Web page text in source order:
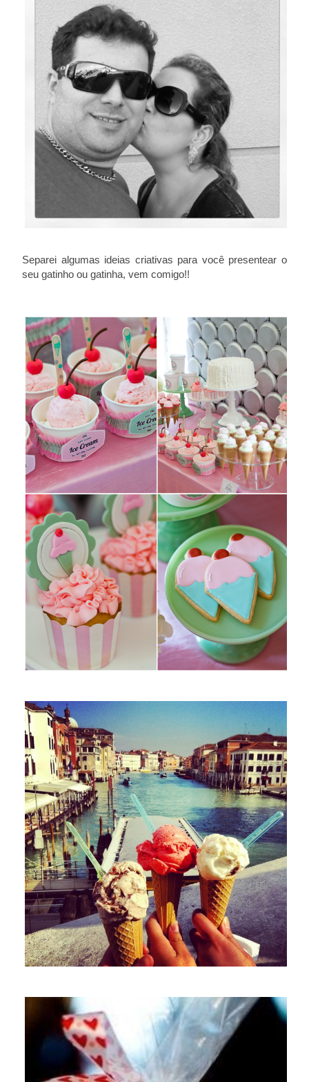
Separei algumas ideias criativas para você presentear o
seu gatinho ou gatinha, vem comigo!!